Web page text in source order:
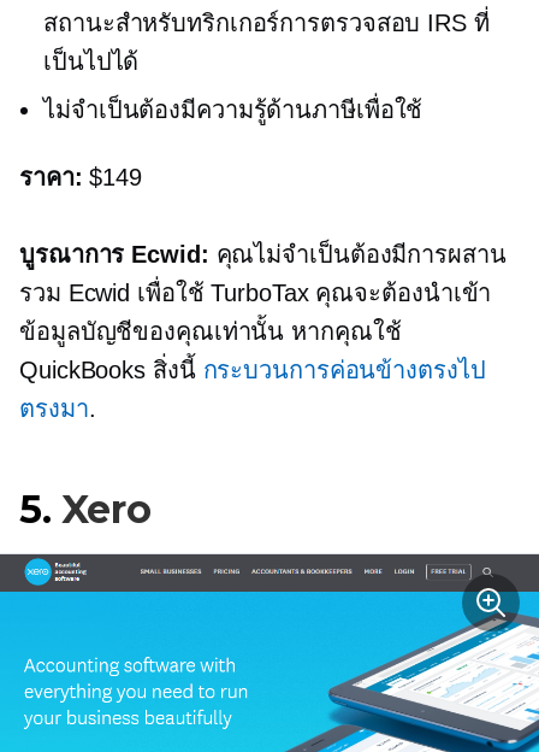
สถานะสำหรับทริกเกอร์การตรวจสอบ IRS ที่
เป็นไปได้
ไม่จำเป็นต้องมีความรู้ด้านภาษีเพื่อใช้
ราคา:$149
บูรณาการ Ecwid: คุณไม่จำเป็นต้องมีการผสาน
รวม Ecwid เพื่อใช้ TurboTax คุณจะต้องนำเข้า
ข้อมูลบัญชีของคุณเท่านั้น หากคุณใช้
QuickBooks สิ่งนี้ กระบวนการค่อนข้างตรงไป
ตรงมา.
5. Xero